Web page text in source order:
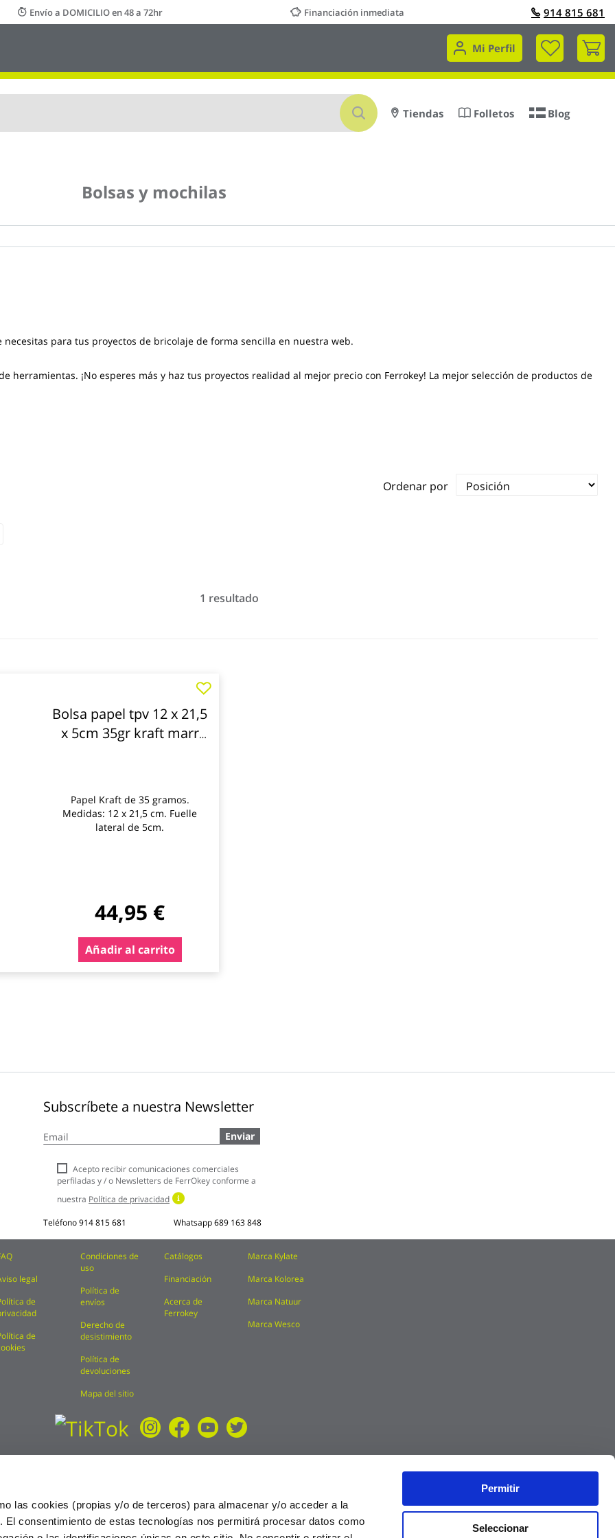
las cookies (propias y/o de terceros) para almacenar y/o acceder a la
El consentimiento de estas tecnologías nos permitirá procesar datos como
Permitir
Seleccionar
Envío a DOMICILIO en 48 a 72hr Financiación inmediata 914 815 681
Mi Perfil
Mi
Buscar
Tiendas Folletos Blog
Bolsas y mochilas
necesitas para tus proyectos de bricolaje de forma sencilla en nuestra web.
¡No esperes más y haz tus proyectos realidad al mejor precio con Ferrokey! La mejor selección de productos de
Ordenar por
1 resultado
Bolsa papel tpv 12 x 21,5
x 5cm 35gr kraft marr
Papel Kraft de 35 gramos.
Medidas: 12 x 21,5 cm. Fuelle
lateral de 5cm.
44,95 €
Añadir al carrito
Subscríbete a nuestra Newsletter
a
boletín
noticias:
Enviar
Acepto recibir comunicaciones comerciales
perfiladas y / o Newsletters de FerrOkey conforme a
nuestra Política de privacidad
Teléfono914 815 681 Whatsapp689 163 848
legal
de
de
Condiciones de
uso
Política de
envíos
Derecho de
desistimiento
Política de
devoluciones
Mapa del sitio
Catálogos
Financiación
Acerca de
Ferrokey
Marca Kylate
Marca Kolorea
Marca Natuur
Marca Wesco